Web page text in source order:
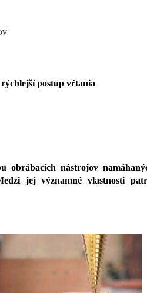
postup vŕtania
obrábacích nástrojov
jej významné vlastnosti